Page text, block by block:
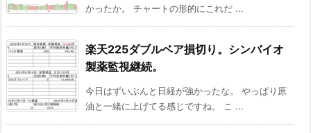
かったか。 チャートの形的にこれだ ...
楽天225ダブルベア損切り。シンバイオ
製薬監視継続。
今日はずいぶんと日経が強かったな。 やっぱり原
油と一緒に上げてる感じですね。 こ ...